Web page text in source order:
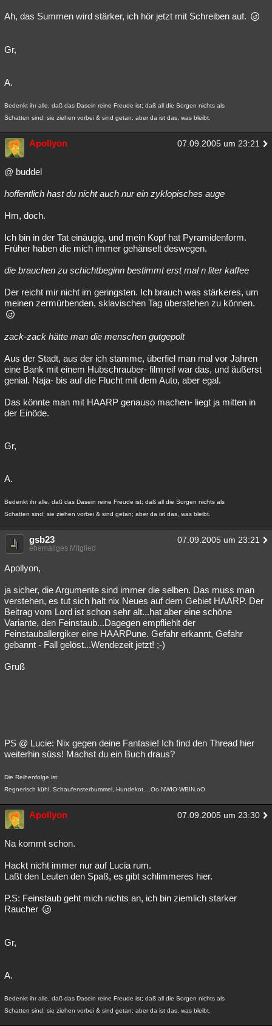
Ah, das Summen wird stärker, ich hör jetzt mit Schreiben auf.
Gr,
A.
Bedenkt ihr alle, daß das Dasein reine Freude ist; daß all die Sorgen nichts als
Schatten sind; sie ziehen vorbei & sind getan; aber da ist das, was bleibt.
Apollyon 07.09.2005 um 23:21
@ buddel
hoffentlich hast du nicht auch nur ein zyklopisches auge
Hm, doch.
Ich bin in der Tat einäugig, und mein Kopf hat Pyramidenform.
Früher haben die mich immer gehänselt deswegen.
die brauchen zu schichtbeginn bestimmt erst mal n liter kaffee
Der reicht mir nicht im geringsten. Ich brauch was stärkeres, um
meinen zermürbenden, sklavischen Tag überstehen zu können.
zack-zack hätte man die menschen gutgepolt
Aus der Stadt, aus der ich stamme, überfiel man mal vor Jahren
eine Bank mit einem Hubschrauber- filmreif war das, und äußerst
genial. Naja- bis auf die Flucht mit dem Auto, aber egal.
Das könnte man mit HAARP genauso machen- liegt ja mitten in
der Einöde.
Gr,
A.
Bedenkt ihr alle, daß das Dasein reine Freude ist; daß all die Sorgen nichts als
Schatten sind; sie ziehen vorbei & sind getan; aber da ist das, was bleibt.
gsb23 07.09.2005 um 23:21
ehemaliges Mitglied
Apollyon,
ja sicher, die Argumente sind immer die selben. Das muss man
verstehen, es tut sich halt nix Neues auf dem Gebiet HAARP. Der
Beitrag vom Lord ist schon sehr alt...hat aber eine schöne
Variante, den Feinstaub...Dagegen empfliehlt der
Feinstauballergiker eine HAARPune. Gefahr erkannt, Gefahr
gebannt - Fall gelöst...Wendezeit jetzt! ;-)
Gruß
PS @ Lucie: Nix gegen deine Fantasie! Ich find den Thread hier
weiterhin süss! Machst du ein Buch draus?
Die Reihenfolge ist:
Regnerisch kühl, Schaufensterbummel, Hundekot....Oo.NWIO-WBIN.oO
Apollyon 07.09.2005 um 23:30
Na kommt schon.
Hackt nicht immer nur auf Lucia rum.
Laßt den Leuten den Spaß, es gibt schlimmeres hier.
P.S: Feinstaub geht mich nichts an, ich bin ziemlich starker
Raucher
Gr,
A.
Bedenkt ihr alle, daß das Dasein reine Freude ist; daß all die Sorgen nichts als
Schatten sind; sie ziehen vorbei & sind getan; aber da ist das, was bleibt.